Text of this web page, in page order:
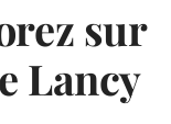
sur
Lancy